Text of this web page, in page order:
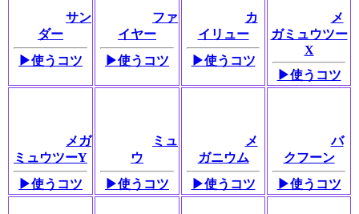
サン
ダー
▶使うコツ
ファ
イヤー
▶使うコツ
カ
イリュー
▶使うコツ
メ
ガミュウツー
X
▶使うコツ
メガ
ミュウツーY
▶使うコツ
ミュ
ウ
▶使うコツ
メ
ガニウム
▶使うコツ
バ
クフーン
▶使うコツ